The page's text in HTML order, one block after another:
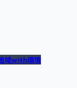
域with環境